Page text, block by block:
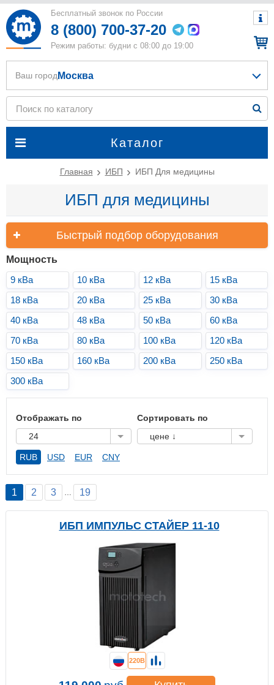
Бесплатный звонок по России
8 (800) 700-37-20
Режим работы: будни с 08:00 до 19:00
Каталог
Ваш город Москва
Главная ИБП ИБП Для медицины
ИБП для медицины
Быстрый подбор оборудования
Мощность
9 кВа
10 кВа 12 кВа
15 кВа
18 кВа
20 кВа 25 кВа
30 кВа
40 кВа
48 кВа 50 кВа
60 кВа
70 кВа
80 кВа 100 кВа
120 кВа
150 кВа
160 кВа 200 кВа
250 кВа
300 кВа
Отображать по
24
Сортировать по
цене ↓
RUB USD EUR CNY
1 2 3 … 19
ИБП ИМПУЛЬС СТАЙЕР 11-10
220В